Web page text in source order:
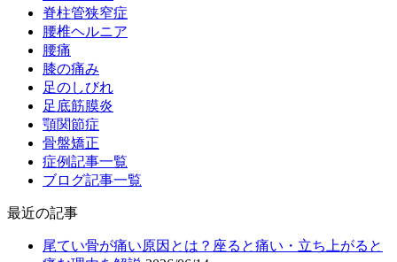
脊柱管狭窄症
腰椎ヘルニア
腰痛
膝の痛み
足のしびれ
足底筋膜炎
顎関節症
骨盤矯正
症例記事一覧
ブログ記事一覧
最近の記事
尾てい骨が痛い原因とは？座ると痛い・立ち上がると